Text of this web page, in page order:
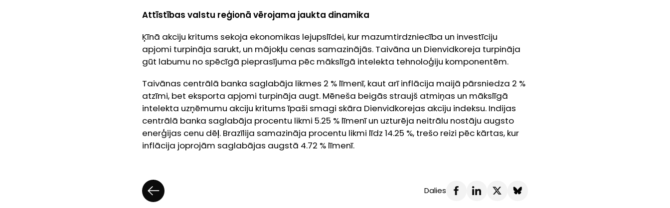
Attīstības valstu reģionā vērojama jaukta dinamika
Ķīnā akciju kritums sekoja ekonomikas lejupslīdei, kur mazumtirdzniecība un investīciju
apjomi turpināja sarukt, un mājokļu cenas samazinājās. Taivāna un Dienvidkoreja turpināja
gūt labumu no spēcīgā pieprasījuma pēc mākslīgā intelekta tehnoloģiju komponentēm.
Taivānas centrālā banka saglabāja likmes 2 % līmenī, kaut arī inflācija maijā pārsniedza 2 %
atzīmi, bet eksporta apjomi turpināja augt. Mēneša beigās straujš atmiņas un mākslīgā
intelekta uzņēmumu akciju kritums īpaši smagi skāra Dienvidkorejas akciju indeksu. Indijas
centrālā banka saglabāja procentu likmi 5.25 % līmenī un uzturēja neitrālu nostāju augsto
enerģijas cenu dēļ. Brazīlija samazināja procentu likmi līdz 14.25 %, trešo reizi pēc kārtas, kur
inflācija joprojām saglabājas augstā 4.72 % līmenī.
Dalies